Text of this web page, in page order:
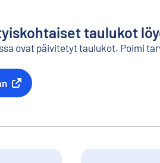
taulukot
ovat päivitetyt taulukot. Poimi